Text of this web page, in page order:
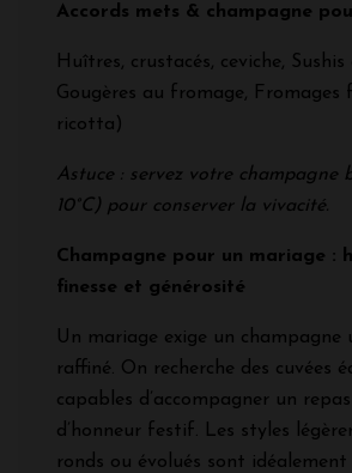
Accords mets & champagne
Huîtres, crustacés, ceviche,
Gougères au fromage, Fromages
ricotta)
Astuce : servez votre champagne
10°C) pour conserver la vivacité.
Champagne pour un mariage :
finesse et générosité
Un mariage exige un champagne
raffiné. On recherche des cuvées
capables d’accompagner un
d’honneur festif. Les styles
ronds ou évolués sont idéalement